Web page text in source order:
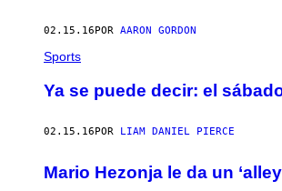
02.15.16POR AARON GORDON
Sports
Ya se puede decir: el
02.15.16 POR LIAM DANIEL PIERCE
Mario Hezonja le da un